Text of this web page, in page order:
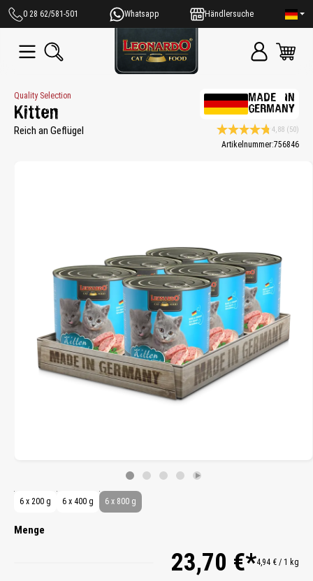
springen
0 28 62/581-501 Whatsapp Händlersuche
Quality Selection
Kitten
Reich an Geflügel
MADE IN
GERMANY
Durchschnittliche
4,88 (50)
Artikelnummer:756846
6 x 200 g 6 x 400 g 6 x 800 g
Menge
23,70 €*4,94 € / 1 kg